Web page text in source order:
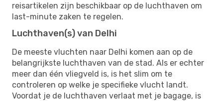
reisartikelen zijn beschikbaar op de luchthaven om
last-minute zaken te regelen.
Luchthaven(s) van Delhi
De meeste vluchten naar Delhi komen aan op de
belangrijkste luchthaven van de stad. Als er echter
meer dan één vliegveld is, is het slim om te
controleren op welke je specifieke vlucht landt.
Voordat je de luchthaven verlaat met je bagage, is